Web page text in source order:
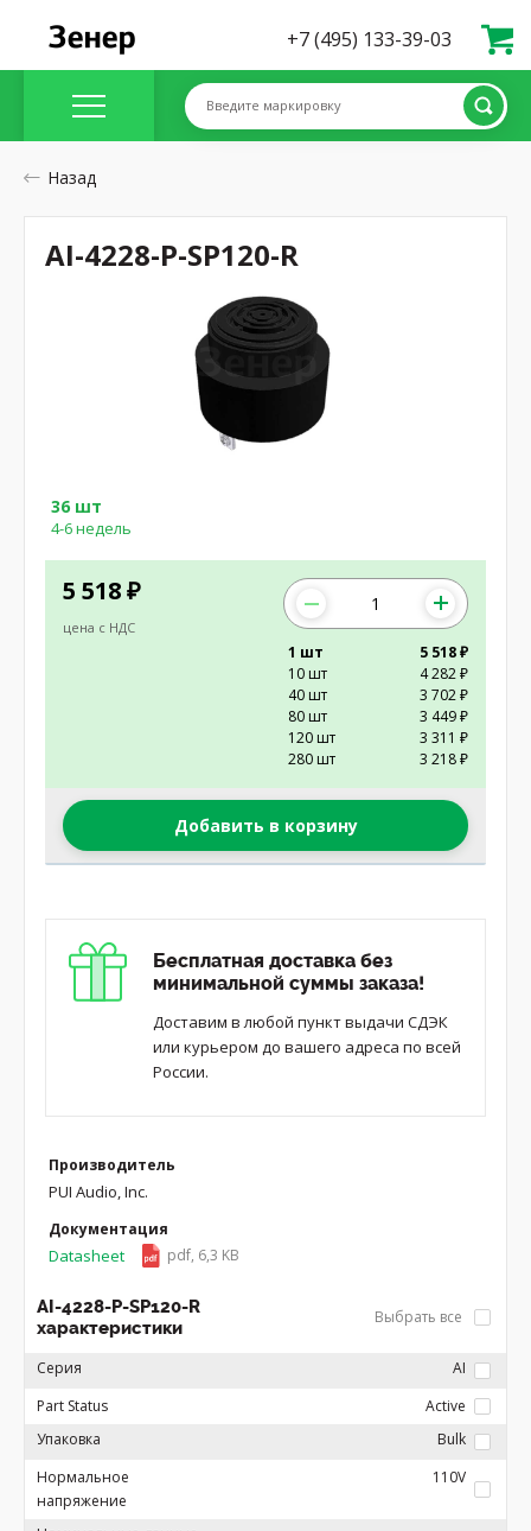
+7 (495) 133-39-03
Введите маркировку
Назад
5 518 ₽
цена с НДС
36 шт
4-6 недель
1 шт
5 518 ₽
10 шт
4 282 ₽
40 шт
3 702 ₽
80 шт
3 449 ₽
120 шт
3 311 ₽
280 шт
3 218 ₽
Добавить в корзину
Бесплатная доставка без
минимальной суммы заказа!
Доставим в любой пункт выдачи СДЭК
или курьером до вашего адреса по всей
России.
Производитель
PUI Audio, Inc.
Документация
Datasheet pdf, 6,3 KB
AI-4228-P-SP120-R
характеристики
Выбрать все
Серия
AI
Part Status
Active
Упаковка
Bulk
Нормальное
напряжение
110V
AI-4228-P-SP120-R